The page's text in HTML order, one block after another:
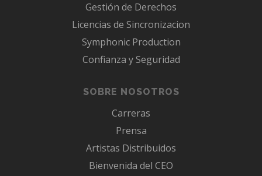
Gestión de Derechos
Licencias de Sincronizacion
Symphonic Production
Confianza y Seguridad
SOBRE NOSOTROS
Carreras
Prensa
Artistas Distribuidos
Bienvenida del CEO